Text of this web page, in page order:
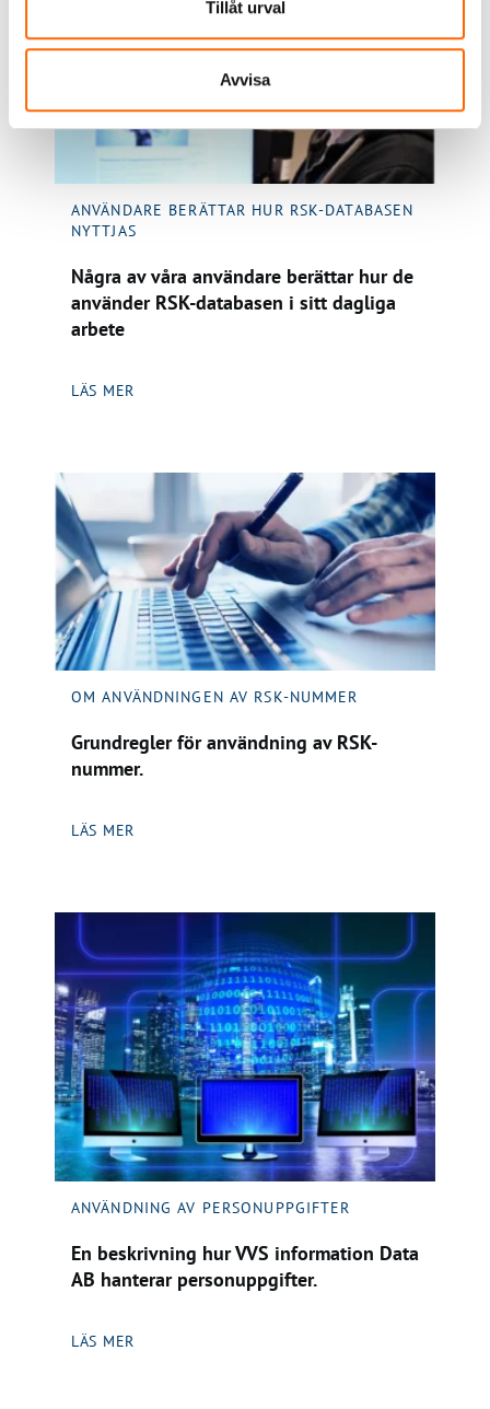
Tillåt urval
Avvisa
ANVÄNDARE BERÄTTAR HUR RSK-DATABASEN
NYTTJAS
Några av våra användare berättar hur de
använder RSK-databasen i sitt dagliga
arbete
LÄS MER
OM ANVÄNDNINGEN AV RSK-NUMMER
Grundregler för användning av RSK-
nummer.
LÄS MER
ANVÄNDNING AV PERSONUPPGIFTER
En beskrivning hur VVS information Data
AB hanterar personuppgifter.
LÄS MER